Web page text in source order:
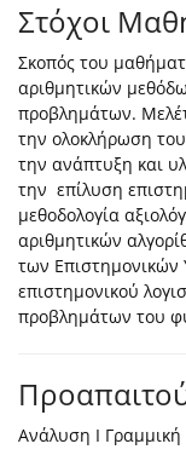
Στόχοι
Σκοπός του
αριθμητικών
προβλημάτων.
την ολοκλήρωση
την ανάπτυξη και
την επίλυση
μεθοδολογία
αριθμητικών
των
επιστημονικού
προβλημάτων του
Ανάλυση Ι